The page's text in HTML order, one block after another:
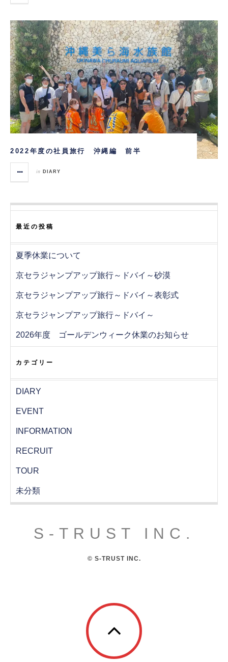
2022年度の社員旅行 沖縄編 前半
in DIARY
最近の投稿
夏季休業について
京セラジャンプアップ旅行～ドバイ～砂漠
京セラジャンプアップ旅行～ドバイ～表彰式
京セラジャンプアップ旅行～ドバイ～
2026年度 ゴールデンウィーク休業のお知らせ
カテゴリー
DIARY
EVENT
INFORMATION
RECRUIT
TOUR
未分類
S-TRUST INC.
© S-TRUST INC.